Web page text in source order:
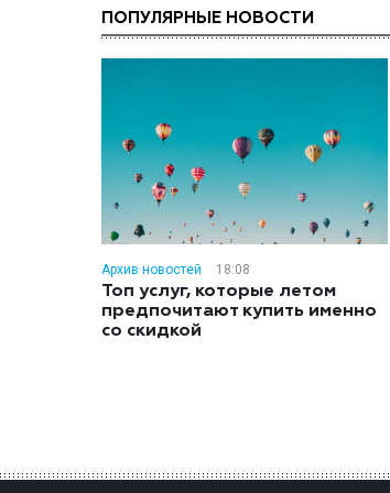
ПОПУЛЯРНЫЕ НОВОСТИ
Архив новостей 18:08
Топ услуг, которые летом
предпочитают купить именно
со скидкой